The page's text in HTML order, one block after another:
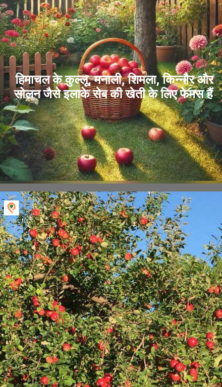
हिमाचल के कुल्लू, मनाली, शिमला, किन्नौर और
सोलन जैसे इलाके सेब की खेती के लिए फेमस हैं